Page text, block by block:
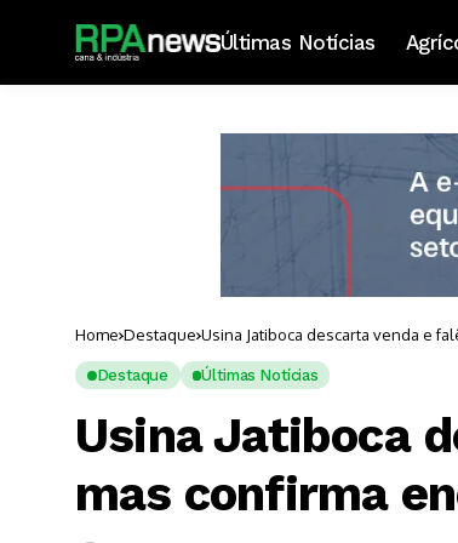
Últimas Notícias
Home Destaque Usina Jatiboca descarta venda e
Destaque Últimas Notícias
Usina Jatiboca
mas confirma